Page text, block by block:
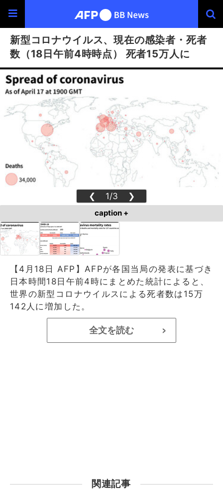
新型コロナウイルス、現在の感染者・死者
数（18日午前4時時点） 死者15万人に
❮ 1/3 ❯
caption +
【4月18日 AFP】AFPが各国当局の発表に基づき
日本時間18日午前4時にまとめた統計によると、
世界の新型コロナウイルスによる死者数は15万
142人に増加した。
全文を読む >
関連記事